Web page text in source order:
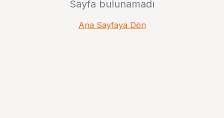
Sayfa bulunamadı
Ana Sayfaya Dön